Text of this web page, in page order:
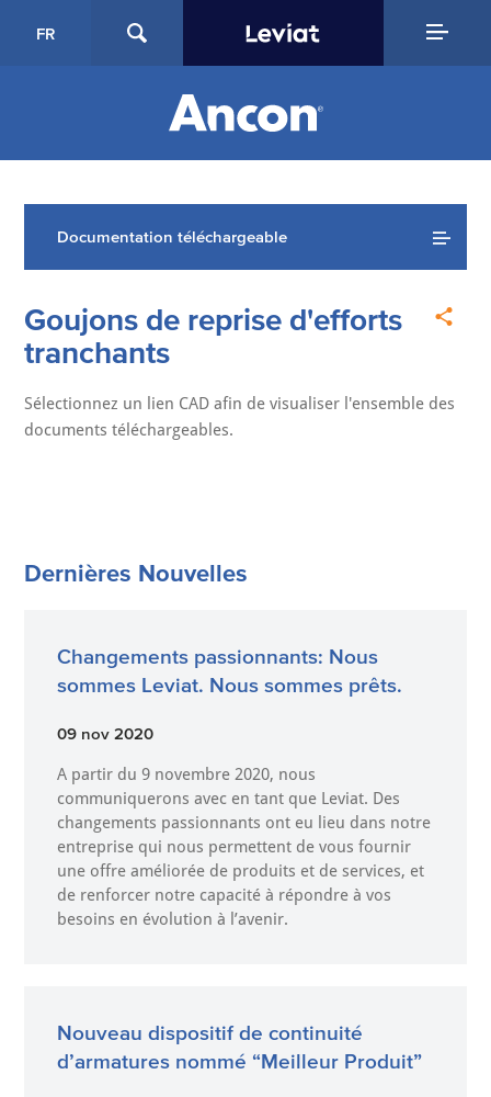
FR
Documentation téléchargeable
Goujons de reprise d'efforts
tranchants
Sélectionnez un lien CAD afin de visualiser l'ensemble des
documents téléchargeables.
Dernières Nouvelles
Changements passionnants: Nous
sommes Leviat. Nous sommes prêts.
09 nov 2020
A partir du 9 novembre 2020, nous
communiquerons avec en tant que Leviat. Des
changements passionnants ont eu lieu dans notre
entreprise qui nous permettent de vous fournir
une offre améliorée de produits et de services, et
de renforcer notre capacité à répondre à vos
besoins en évolution à l’avenir.
Nouveau dispositif de continuité
d’armatures nommé “Meilleur Produit”